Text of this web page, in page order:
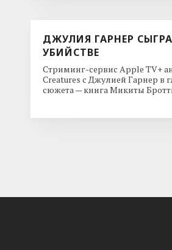
ДЖУЛИЯ ГАРНЕР
УБИЙСТВЕ
Стриминг-сервис Apple TV+
Creatures с Джулией Гарнер в
сюжета — книга Микиты